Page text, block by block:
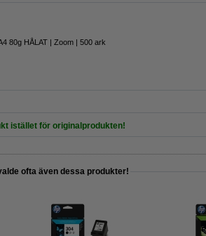
80g HÅLAT | Zoom | 500 ark
istället för originalprodukten!
ofta även dessa produkter!